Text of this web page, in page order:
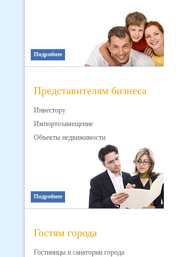
Подробнее
Представителям бизнеса
Инвестору
Импортозамещение
Объекты недвижимости
Подробнее
Гостям города
Гостиницы и санатории города